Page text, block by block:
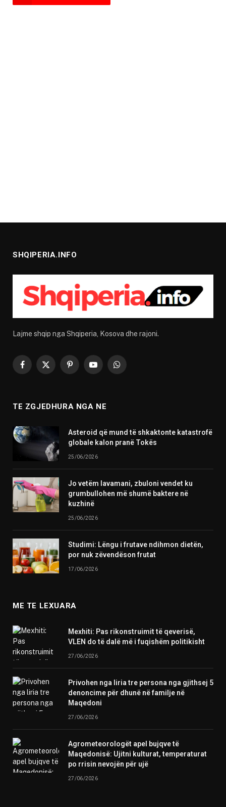
SHQIPERIA.INFO
Lajme shqip nga Shqiperia, Kosova dhe rajoni.
Facebook
X
PinterestYouTubeWhatsApp
TE ZGJEDHURA NGA NE
Asteroid që mund të shkaktonte katastrofë
globale kalon pranë Tokës
25/06/2026
Jo vetëm lavamani, zbuloni vendet ku
grumbullohen më shumë baktere në
kuzhinë
25/06/2026
Studimi: Lëngu i frutave ndihmon dietën,
por nuk zëvendëson frutat
17/06/2026
ME TE LEXUARA
Mexhiti: Pas rikonstruimit të qeverisë,
VLEN do të dalë më i fuqishëm politikisht
27/06/2026
Privohen nga liria tre persona nga gjithsej 5
denoncime për dhunë në familje në
Maqedoni
27/06/2026
Agrometeorologët apel bujqve të
Maqedonisë: Ujitni kulturat, temperaturat
po rrisin nevojën për ujë
27/06/2026